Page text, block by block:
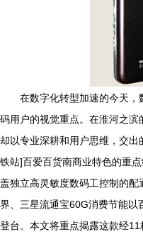
在数字化转型加速的今天，
码用户的视觉重点。在淮河之
却以专业深耕和用户思维，交
铁站]百爱百货南商业特色的重
盖独立高灵敏度数码工控制的
界、三星流通宝60G消费节能以
登台。本文将重点揭露这款经